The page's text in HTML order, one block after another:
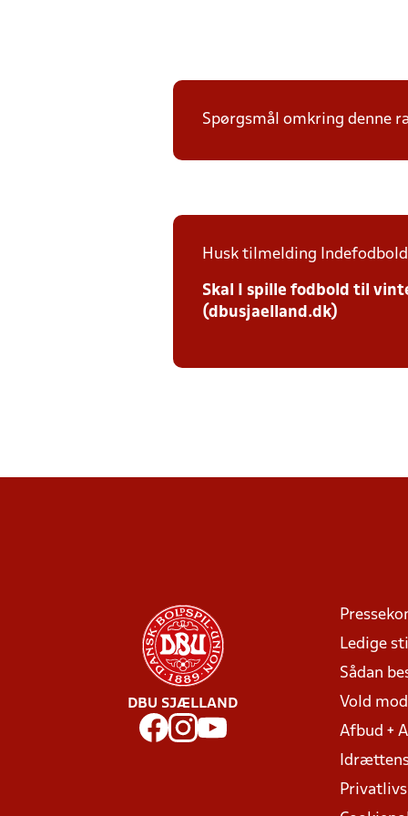
Spørgsmål omkring denne
Husk tilmelding
Skal I spille fodbold til
(dbusjaelland.dk)
DBU SJÆLLAND
Ledige
Sådan
Vold
Afbud +